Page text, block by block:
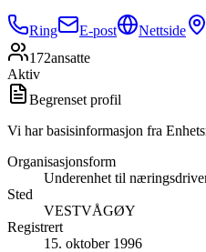
Ring E-post Nettside
172ansatte
Aktiv
Begrenset profil
Vi har basisinformasjon fra
Organisasjonsform
Underenhet til
Sted
VESTVÅGØY
Registrert
15. oktober 1996